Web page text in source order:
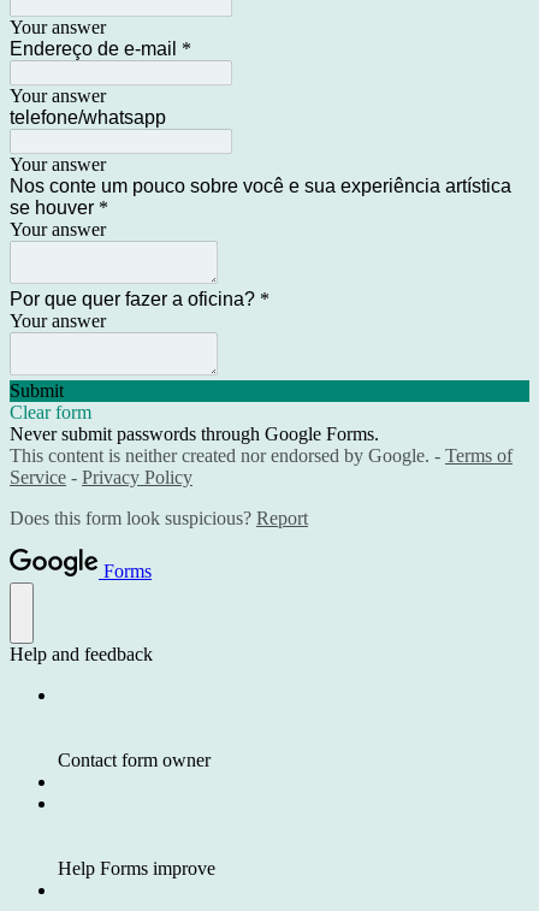
Your answer
Endereço de e-mail *
Your answer
telefone/whatsapp
Your answer
Nos conte um pouco sobre você e sua experiência artística
se houver *
Your answer
Por que quer fazer a oficina? *
Your answer
Submit
Clear form
Never submit passwords through Google Forms.
This content is neither created nor endorsed by Google. - Terms of
Service - Privacy Policy
Does this form look suspicious? Report
Forms
Help and feedback
Contact form owner
Help Forms improve